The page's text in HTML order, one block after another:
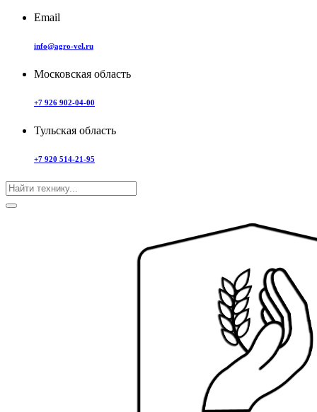
Email
info@agro-vel.ru
Московская область
+7 926 902-04-00
Тульская область
+7 920 514-21-95